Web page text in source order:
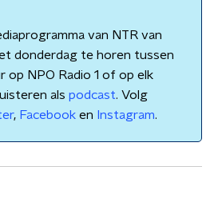
van NTR van
donderdag te horen tussen
op NPO Radio 1 of op elk
als podcast. Volg
, Facebook en Instagram.